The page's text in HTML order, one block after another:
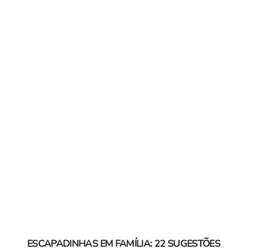
ESCAPADINHAS EM FAMÍLIA: 22 SUGESTÕES